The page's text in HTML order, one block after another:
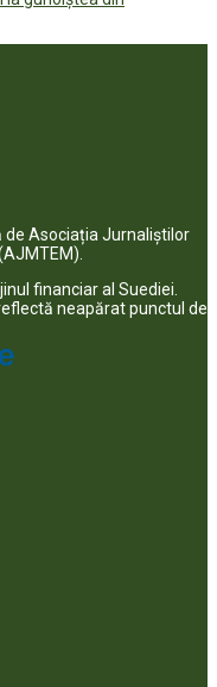
Asociația Jurnaliștilor
financiar al Suediei.
neapărat punctul de